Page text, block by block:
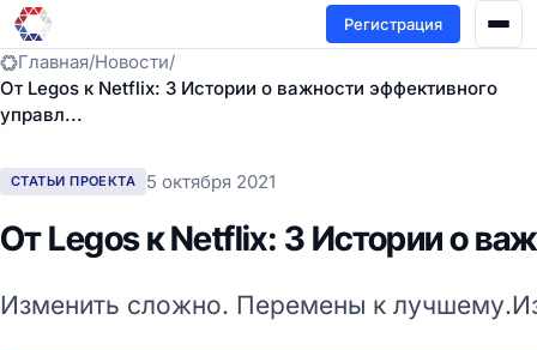
Регистрация
Главная/Новости/
От Legos к Netflix: 3 Истории о важности эффективного
управл...
СТАТЬИ ПРОЕКТА 5 октября 2021
От Legos к Netflix: 3 Истории о
Изменить сложно. Перемены к